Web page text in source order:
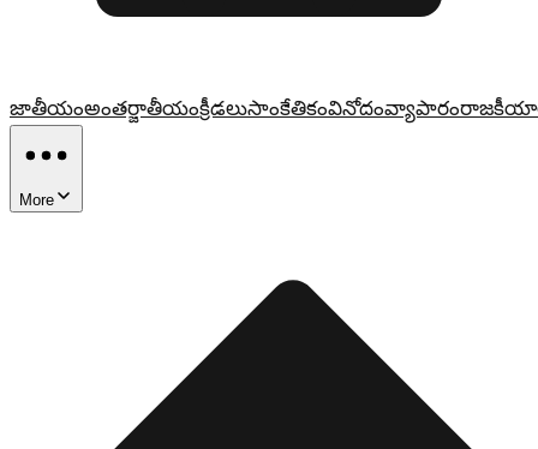
జాతీయంఅంతర్జాతీయంక్రీడలుసాంకేతికంవినోదంవ్యాపారం
More